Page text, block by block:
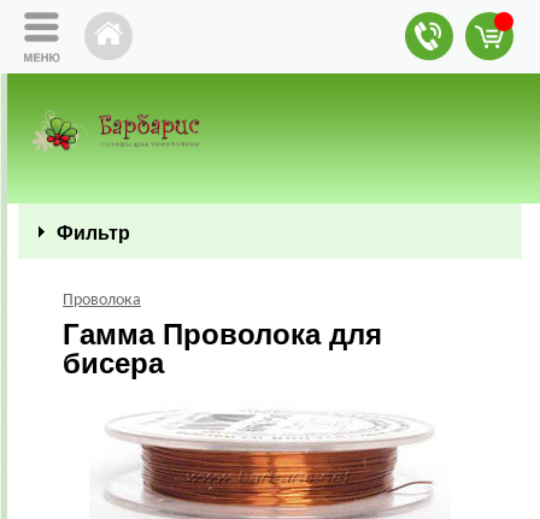
Фильтр
Проволока
Гамма Проволока для
бисера